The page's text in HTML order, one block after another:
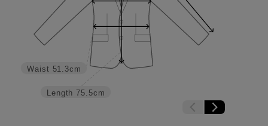
Length 75.5cm
Waist 51.3cm